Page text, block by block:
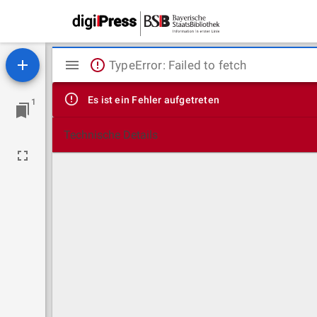
1
Mirador
Viewer
TypeError: Failed to fetch
Es ist ein Fehler aufgetreten
Technische Details